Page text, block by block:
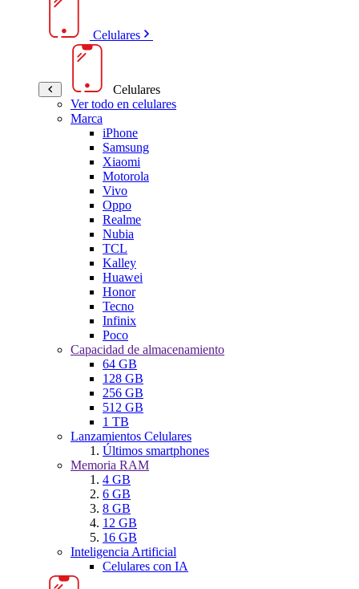
Celulares
Celulares
Ver todo en celulares
Marca
iPhone
Samsung
Xiaomi
Motorola
Vivo
Oppo
Realme
Nubia
TCL
Kalley
Huawei
Honor
Tecno
Infinix
Poco
Capacidad de almacenamiento
64 GB
128 GB
256 GB
512 GB
1 TB
Lanzamientos Celulares
Últimos smartphones
Memoria RAM
4 GB
6 GB
8 GB
12 GB
16 GB
Inteligencia Artificial
Celulares con IA